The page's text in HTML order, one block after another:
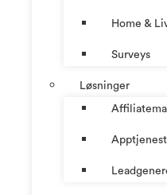
Home &
Surveys
Løsninger